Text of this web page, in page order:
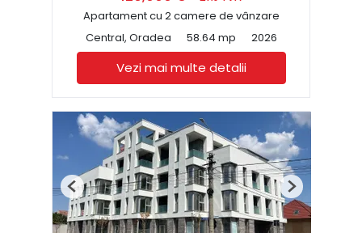
Apartament cu 2 camere de vânzare
Central, Oradea
58.64 mp 2026
Vezi mai multe detalii
Previous Next